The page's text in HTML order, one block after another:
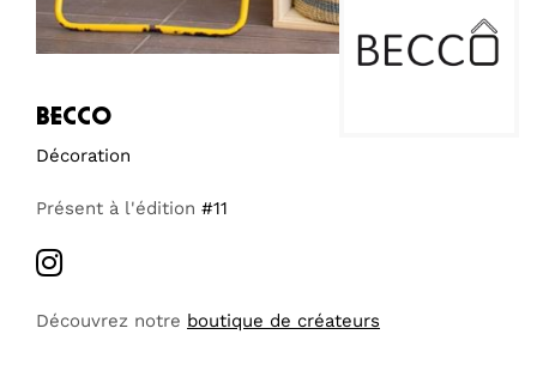
becco
Décoration
Présent à l'édition #11
Découvrez notre boutique de créateurs